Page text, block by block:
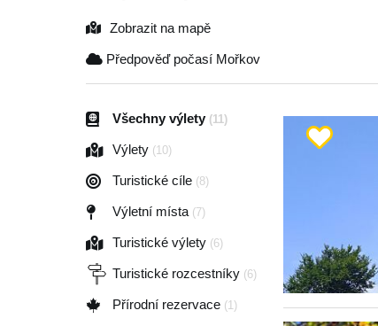
Zobrazit na mapě
Předpověď počasí Mořkov
Všechny výlety (11)
Výlety (10)
Turistické cíle (8)
Výletní místa (7)
Turistické výlety (6)
Turistické rozcestníky (6)
Přírodní rezervace (1)